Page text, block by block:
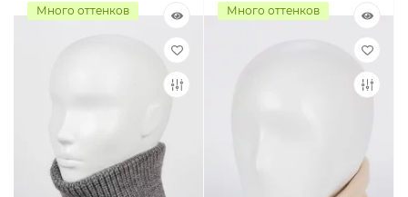
Много оттенков Много оттенков